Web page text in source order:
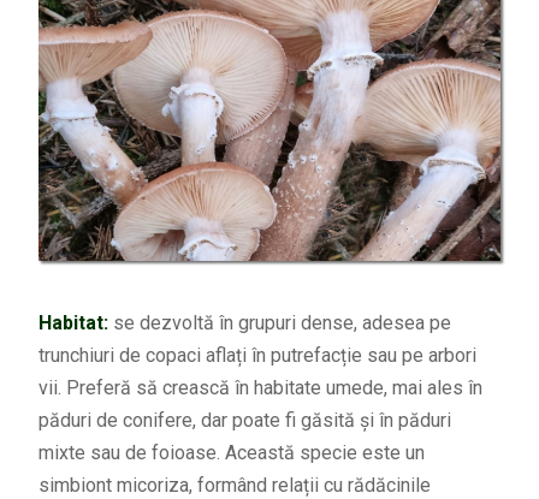
Habitat: se dezvoltă în grupuri dense, adesea pe
trunchiuri de copaci aflați în putrefacție sau pe arbori
vii. Preferă să crească în habitate umede, mai ales în
păduri de conifere, dar poate fi găsită și în păduri
mixte sau de foioase. Această specie este un
simbiont micoriza, formând relații cu rădăcinile